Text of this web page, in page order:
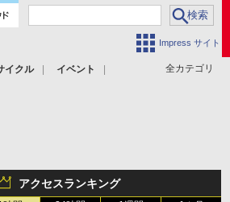
Impress サイト
全カテゴリ
イクル
イベント
アクセスランキング